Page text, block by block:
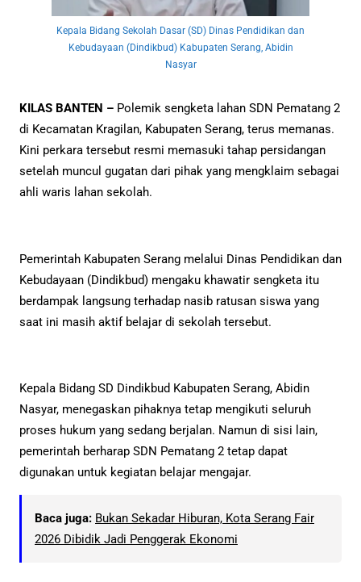
Kepala Bidang Sekolah Dasar (SD) Dinas Pendidikan dan
Kebudayaan (Dindikbud) Kabupaten Serang, Abidin
Nasyar
KILAS BANTEN – Polemik sengketa lahan SDN Pematang 2
di Kecamatan Kragilan, Kabupaten Serang, terus memanas.
Kini perkara tersebut resmi memasuki tahap persidangan
setelah muncul gugatan dari pihak yang mengklaim sebagai
ahli waris lahan sekolah.
Pemerintah Kabupaten Serang melalui Dinas Pendidikan dan
Kebudayaan (Dindikbud) mengaku khawatir sengketa itu
berdampak langsung terhadap nasib ratusan siswa yang
saat ini masih aktif belajar di sekolah tersebut.
Kepala Bidang SD Dindikbud Kabupaten Serang, Abidin
Nasyar, menegaskan pihaknya tetap mengikuti seluruh
proses hukum yang sedang berjalan. Namun di sisi lain,
pemerintah berharap SDN Pematang 2 tetap dapat
digunakan untuk kegiatan belajar mengajar.
Baca juga: Bukan Sekadar Hiburan, Kota Serang Fair
2026 Dibidik Jadi Penggerak Ekonomi